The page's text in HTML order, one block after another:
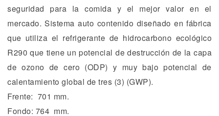
seguridad para la comida y el mejor valor en el
mercado. Sistema auto contenido diseñado en fábrica
que utiliza el refrigerante de hidrocarbono ecológico
R290 que tiene un potencial de destrucción de la capa
de ozono de cero (ODP) y muy bajo potencial de
calentamiento global de tres (3) (GWP).
Frente: 701 mm.
Fondo: 764 mm.